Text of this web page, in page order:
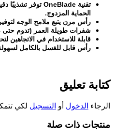
تقنية
توفر تشذيبًا
الحماية المزدوج.
رأس مرن يتبع ملامح الوجه
شفرات طويلة العمر (تدوم حتى 4 أشهر حسب الاستخدام)
قابلة للاستخدام في الاتجاهين
رأس قابل للغسل بالكامل
كتابة تعليق
الرجاء الدخول أو التسجيل لكي
منتجات ذات صلة